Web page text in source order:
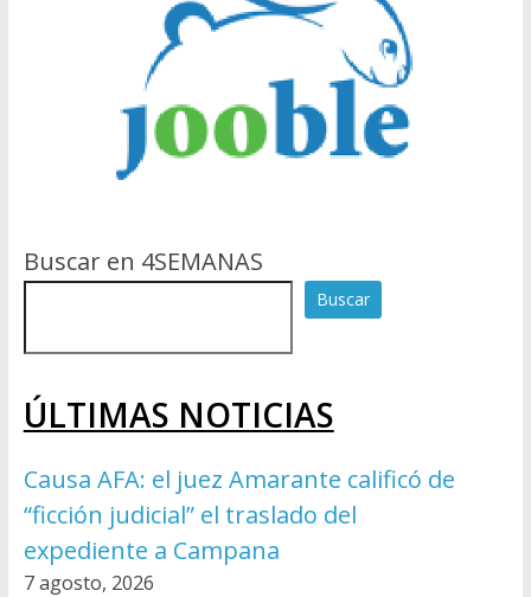
Buscar en 4SEMANAS
Buscar
ÚLTIMAS NOTICIAS
Causa AFA: el juez Amarante calificó de
“ficción judicial” el traslado del
expediente a Campana
7 agosto, 2026